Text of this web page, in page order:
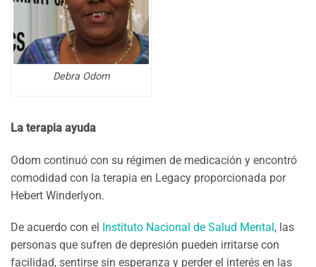
Debra Odom
La terapia ayuda
Odom continuó con su régimen de medicación y encontró
comodidad con la terapia en Legacy proporcionada por
Hebert Winderlyon.
De acuerdo con el Instituto Nacional de Salud Mental , las
personas que sufren de depresión pueden irritarse con
facilidad, sentirse sin esperanza y perder el interés en las